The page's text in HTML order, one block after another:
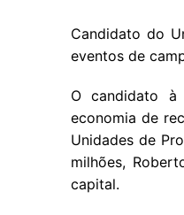
Candidato do
eventos de
O candidato à
economia de
Unidades de
milhões,
capital.